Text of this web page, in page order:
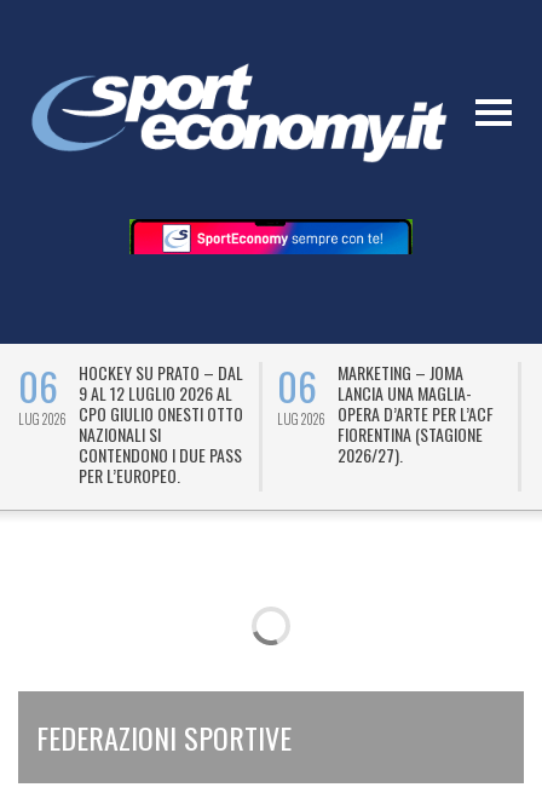
05
LUG 2026
DOMENICA DI GRANDI
ASCOLTI PER I MOTORI E
IL TENNIS NELLA “CASA
DELLO SPORT” DI SKY.
04
LUG 2026
TOTTENHAM-BETANO,
MOLTO PIÙ DI UNA
SPONSORIZZAZIONE. DAL
2027 AL 2029 SARÀ
ANCHE “REGIONAL
FEDERAZIONI SPORTIVE